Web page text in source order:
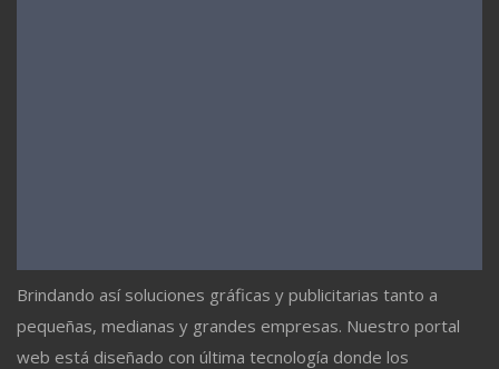
Brindando así soluciones gráficas y publicitarias tanto a
pequeñas, medianas y grandes empresas. Nuestro portal
web está diseñado con última tecnología donde los